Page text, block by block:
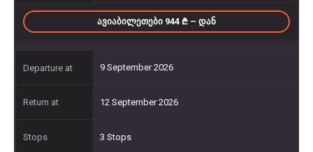
ᲐᲕᲘᲐᲑᲘᲚᲔᲗᲔᲑᲘ 944 – ᲓᲐᲜ
9 September 2026
12 September 2026
3 Stops